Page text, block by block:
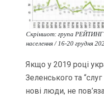
Скріншот: група РЕЙТИНГ /
населення / 16-20 грудня
Якщо у 2019 році
Зеленського та
нові люди, не